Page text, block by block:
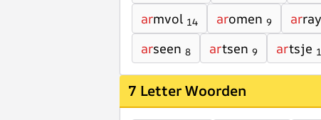
armvol 14 aromen 9 ar
arseen 8 artsen 9 artsje
7 Letter Woorden